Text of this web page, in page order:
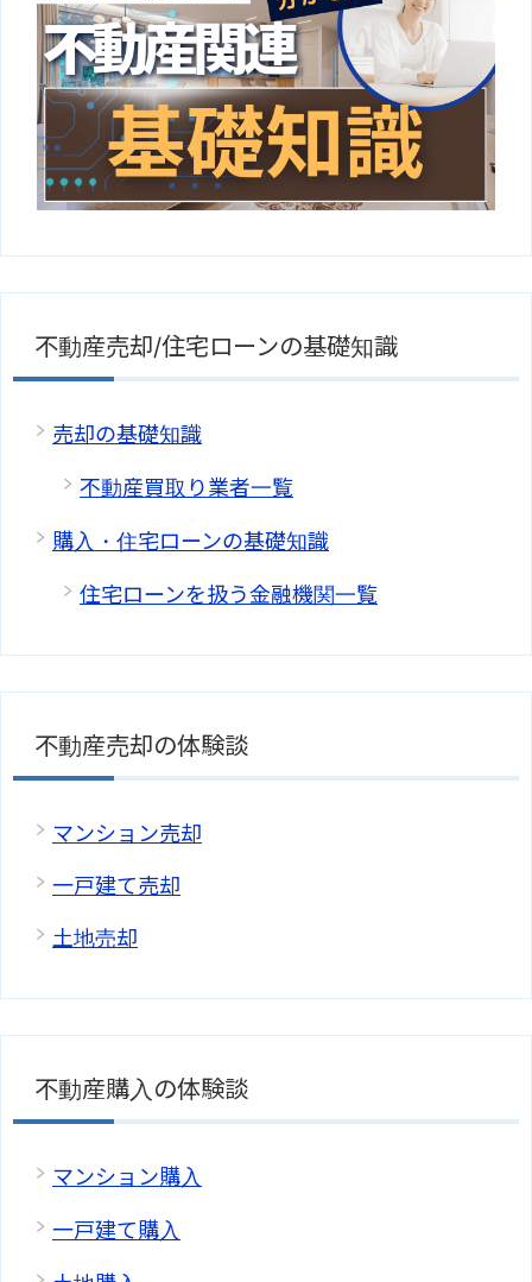
不動産売却/住宅ローンの基礎知識
売却の基礎知識
不動産買取り業者一覧
購入・住宅ローンの基礎知識
住宅ローンを扱う金融機関一覧
不動産売却の体験談
マンション売却
一戸建て売却
土地売却
不動産購入の体験談
マンション購入
一戸建て購入